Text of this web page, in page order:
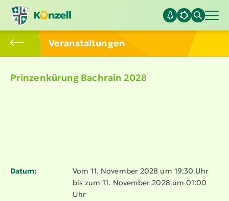
Veran­stal­tungen
Prinzen­kürung Bachrain 2028
Datum:
Vom 11. November 2028 um 19:30 Uhr
bis zum 11. November 2028 um 01:00
Uhr